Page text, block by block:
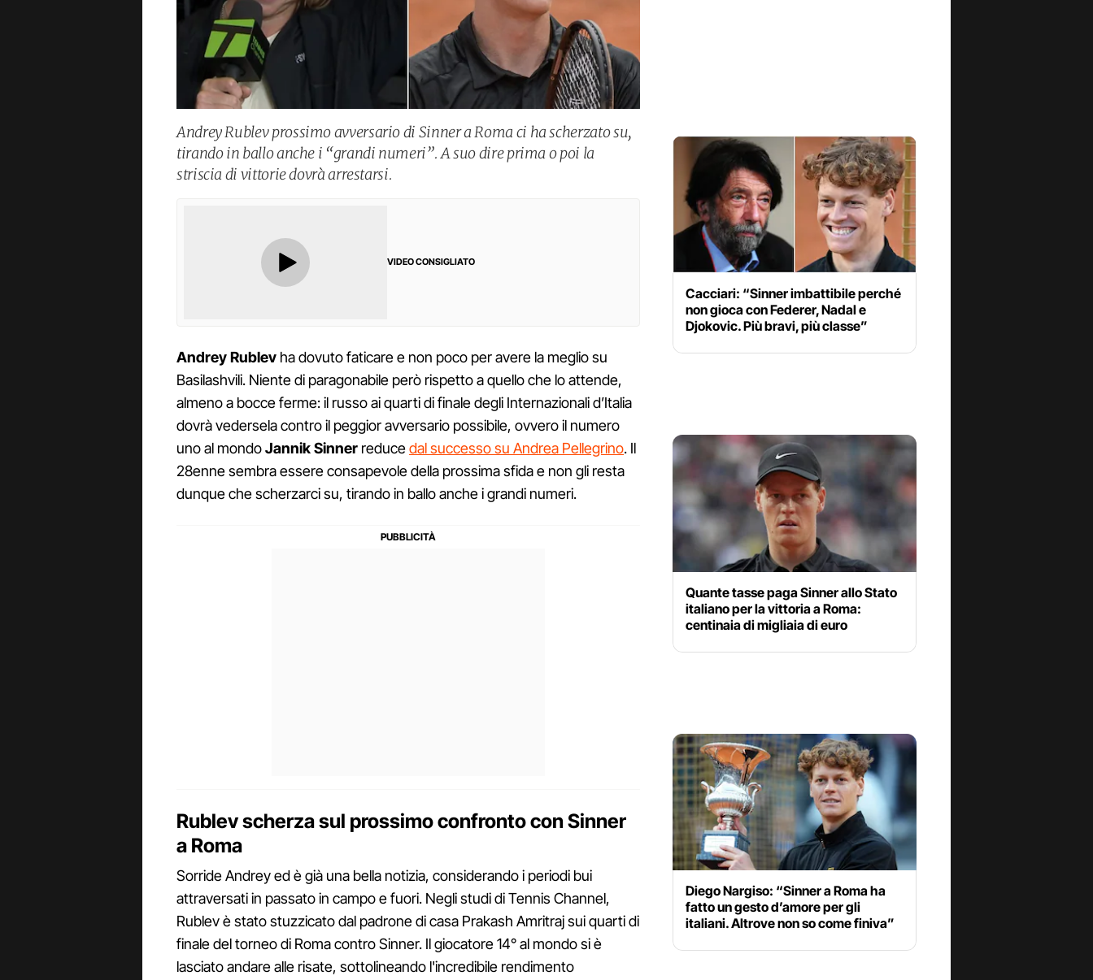
Andrey Rublev prossimo avversario di Sinner a Roma ci ha scherzato su,
tirando in ballo anche i “grandi numeri”. A suo dire prima o poi la
striscia di vittorie dovrà arrestarsi.
VIDEO CONSIGLIATO
Andrey Rublev ha dovuto faticare e non poco per avere la meglio su
Basilashvili. Niente di paragonabile però rispetto a quello che lo attende,
almeno a bocce ferme: il russo ai quarti di finale degli Internazionali d’Italia
dovrà vedersela contro il peggior avversario possibile, ovvero il numero
uno al mondoJannik Sinner reducedal successo su Andrea Pellegrino. Il
28enne sembra essere consapevole della prossima sfida e non gli resta
dunque che scherzarci su, tirando in ballo anche i grandi numeri.
Rublev scherza sul prossimo confronto con Sinner
a Roma
Sorride Andrey ed è già una bella notizia, considerando i periodi bui
attraversati in passato in campo e fuori. Negli studi di Tennis Channel,
Rublev è stato stuzzicato dal padrone di casa Prakash Amritraj sui quarti di
finale del torneo di Roma contro Sinner. Il giocatore 14° al mondo si è
lasciato andare alle risate, sottolineando l'incredibile rendimento
Cacciari: “Sinner imbattibile perché
non gioca con Federer, Nadal e
Djokovic. Più bravi, più classe”
Quante tasse paga Sinner allo Stato
italiano per la vittoria a Roma:
centinaia di migliaia di euro
Diego Nargiso: “Sinner a Roma ha
fatto un gesto d’amore per gli
italiani. Altrove non so come finiva”